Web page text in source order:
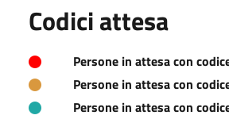
Codici attesa
Persone in attesa con
Persone in attesa con
Persone in attesa con